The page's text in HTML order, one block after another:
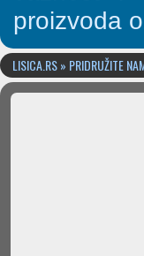
proizvoda
LISICA.RS » PRIDRUŽITE